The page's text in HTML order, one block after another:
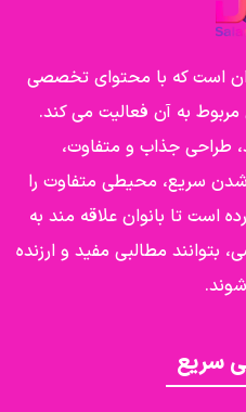
است که با محتوای تخصصی
مربوط به آن فعالیت می کند.
طراحی جذاب و متفاوت،
شدن سریع، محیطی متفاوت را
است تا بانوان علاقه مند به
مطالبی مفید و ارزنده
سریع